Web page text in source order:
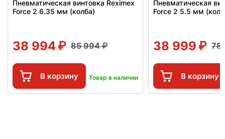
Пневматическая винтовка Reximex
Force 2 6.35 мм (колба)
38 994 85 994
В корзину Товар в наличии
Пневматическая
Force 2 5.5 мм
38 999 78
В корзину